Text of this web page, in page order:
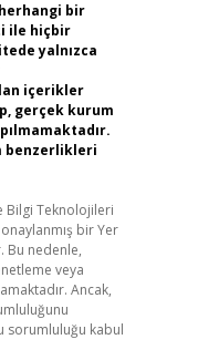
bir
ile hiçbir
yalnızca
içerikler
gerçek kurum
benzerlikleri
Bilgi Teknolojileri
bir Yer
Bu nedenle,
veya
Ancak,
sorumluluğu kabul